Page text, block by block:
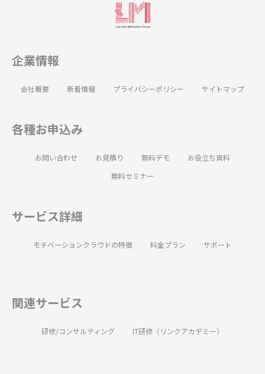
企業情報
会社概要 新着情報 プライバシーポリシー サイトマップ
各種お申込み
お問い合わせ お見積り 無料デモ
お役立ち資料
無料セミナー
サービス詳細
モチベーションクラウドの特徴 料金プラン サポート
関連サービス
研修/コンサルティング IT研修（リンクアカデミー）